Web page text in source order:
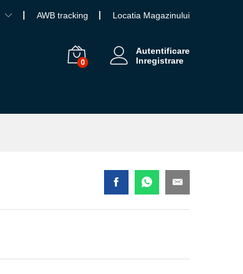
AWB tracking Locatia Magazinului
0
Autentificare
Inregistrare